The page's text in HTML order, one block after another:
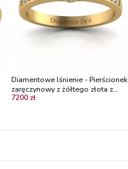
Diamentowe lśnienie - Pierścionek
zaręczynowy z żółtego złota z
diamentami
7200 zł